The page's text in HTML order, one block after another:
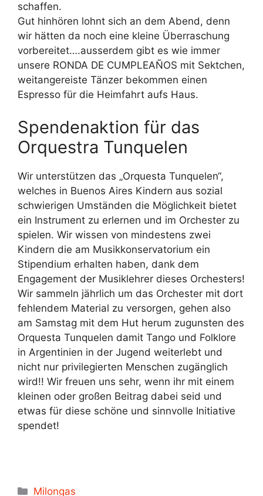
schaffen.
Gut hinhören lohnt sich an dem Abend, denn
wir hätten da noch eine kleine Überraschung
vorbereitet….ausserdem gibt es wie immer
unsere RONDA DE CUMPLEAÑOS mit Sektchen,
weitangereiste Tänzer bekommen einen
Espresso für die Heimfahrt aufs Haus.
Spendenaktion für das
Orquestra Tunquelen
Wir unterstützen das „Orquesta Tunquelen“,
welches in Buenos Aires Kindern aus sozial
schwierigen Umständen die Möglichkeit bietet
ein Instrument zu erlernen und im Orchester zu
spielen. Wir wissen von mindestens zwei
Kindern die am Musikkonservatorium ein
Stipendium erhalten haben, dank dem
Engagement der Musiklehrer dieses Orchesters!
Wir sammeln jährlich um das Orchester mit dort
fehlendem Material zu versorgen, gehen also
am Samstag mit dem Hut herum zugunsten des
Orquesta Tunquelen damit Tango und Folklore
in Argentinien in der Jugend weiterlebt und
nicht nur privilegierten Menschen zugänglich
wird!! Wir freuen uns sehr, wenn ihr mit einem
kleinen oder großen Beitrag dabei seid und
etwas für diese schöne und sinnvolle Initiative
spendet!
Kategorien
Milongas